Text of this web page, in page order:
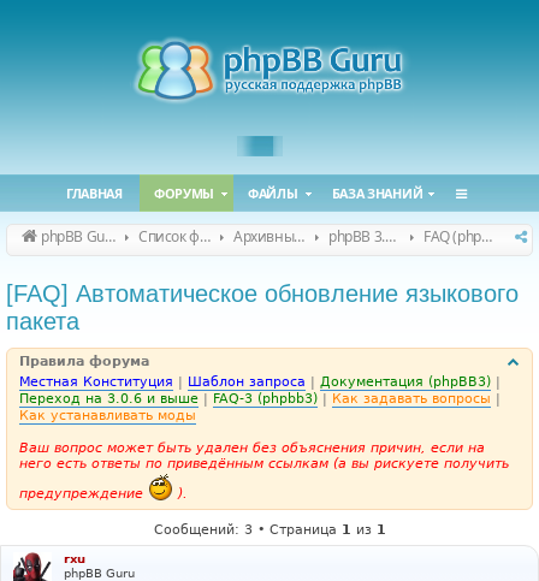
ГЛАВНАЯ ФОРУМЫ ФАЙЛЫ БАЗА ЗНАНИЙ
phpBB Guru Список форумов Архивные форумы phpBB 3.0.x (архив) FAQ (phpBB 3.0.x)
[FAQ] Автоматическое обновление языкового
пакета
Правила форума
Местная Конституция | Шаблон запроса | Документация (phpBB3) |
Переход на 3.0.6 и выше | FAQ-3 (phpbb3) | Как задавать вопросы |
Как устанавливать моды
Ваш вопрос может быть удален без объяснения причин, если на
него есть ответы по приведённым ссылкам (а вы рискуете получить
предупреждение
).
Сообщений: 3 • Страница 1 из 1
rxu
phpBB Guru